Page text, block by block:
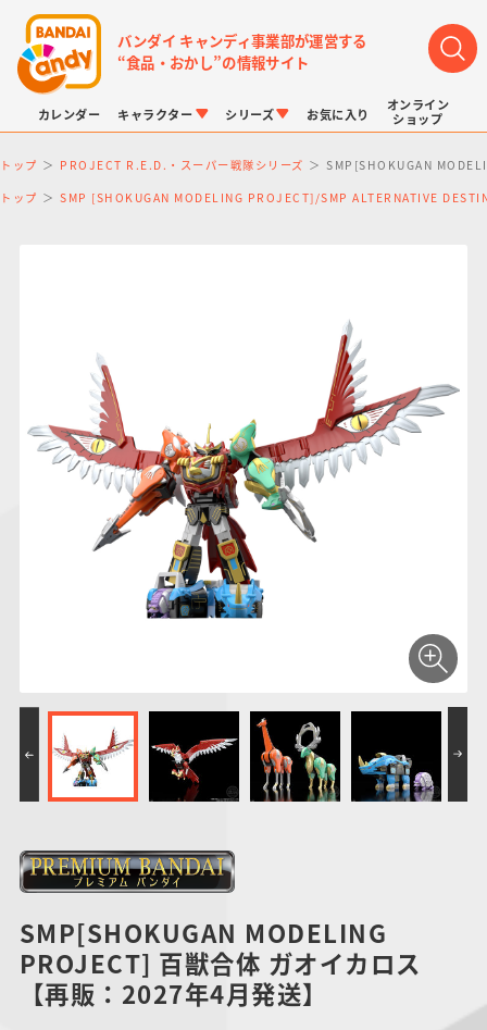
バンダイ キャンディ事業部が運営する
“食品・おかし”の情報サイト
カレンダー キャラクター
仮面ライダーシリー
ズ
PROJECT R.E.D.・
スーパー戦隊シリー
ズ
ガンダムシリーズ
ポケットモンスター
サンリオキャラクタ
シリーズ
キャラパキ
つりグミ
にふぉるめーしょん
＆スクエアシール
SMPシリーズ キャラデコ
お気に入り
オンライン
ショップ
トップ PROJECT R.E.D.・スーパー戦隊シリーズ SMP[SHOKUGAN
トップ SMP [SHOKUGAN MODELING PROJECT]/SMP ALTERNATIVE
SMP[SHOKUGAN MODELING
PROJECT] 百獣合体 ガオイカロス
【再販：2027年4月発送】